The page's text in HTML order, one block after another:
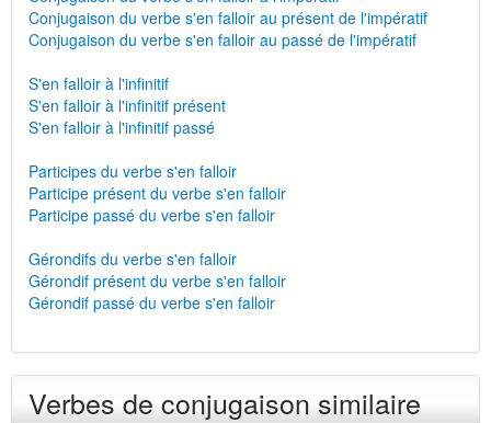
Conjugaison du verbe s'en falloir au présent de l'impératif
Conjugaison du verbe s'en falloir au passé de l'impératif
S'en falloir à l'infinitif
S'en falloir à l'infinitif présent
S'en falloir à l'infinitif passé
Participes du verbe s'en falloir
Participe présent du verbe s'en falloir
Participe passé du verbe s'en falloir
Gérondifs du verbe s'en falloir
Gérondif présent du verbe s'en falloir
Gérondif passé du verbe s'en falloir
Verbes de conjugaison similaire